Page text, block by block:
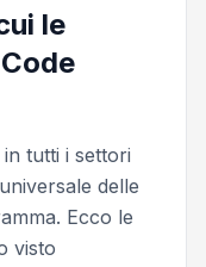
le
tutti i settori
delle
Ecco le
visto